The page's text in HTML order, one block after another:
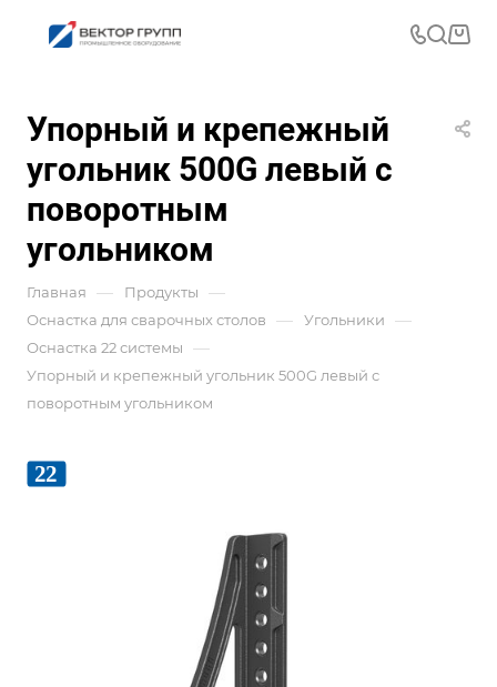
Упорный и крепежный
угольник 500G левый с
поворотным
угольником
Главная — Продукты —
Оснастка для сварочных столов — Угольники —
Оснастка 22 системы —
Упорный и крепежный угольник 500G левый с
поворотным угольником